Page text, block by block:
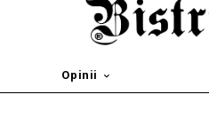
Opinii